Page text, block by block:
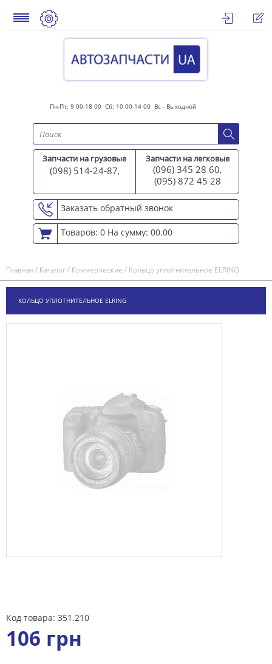
Пн-Пт: 9 00-18 00 Сб: 10 00-14 00 Вс - Выходной
Запчасти на грузовые
(098) 514-24-87,
Запчасти на легковые
(096) 345 28 60,
(095) 872 45 28
Заказать обратный звонок
Товаров: 0 На сумму: 00.00
Главная/ Каталог/ Коммерческие / Кольцо уплотнительное ELRING
КОЛЬЦО УПЛОТНИТЕЛЬНОЕ ELRING
Код товара: 351.210
106 грн